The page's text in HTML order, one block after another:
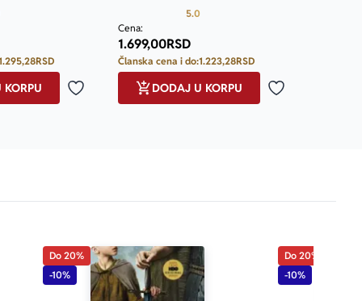
RSD
Dodaj u omiljene
5.0
Cena:
1.699,00RSD
Članska cena i do:1.223,28RSD
Dodaj u
DODAJ U KORPU
Do 20%
-10%
Do 20%
-10%